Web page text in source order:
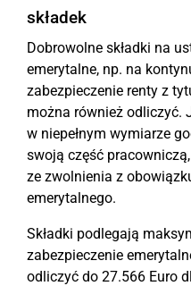
składek
Dobrowolne składki na
emerytalne, np. na
zabezpieczenie renty z
można również odliczyć.
w niepełnym wymiarze
swoją część
ze zwolnienia z
emerytalnego.
Składki podlegają
zabezpieczenie
odliczyć do 27.566 Euro